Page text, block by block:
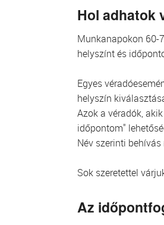
Hol adhatok
Munkanapokon 60-
helyszínt és
Egyes
helyszín
Azok a véradók,
időpontom"
Név szerinti
Sok szeretettel
Az